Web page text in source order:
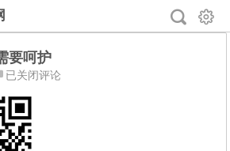
要呵护
男
汉
的
心
已关闭评论